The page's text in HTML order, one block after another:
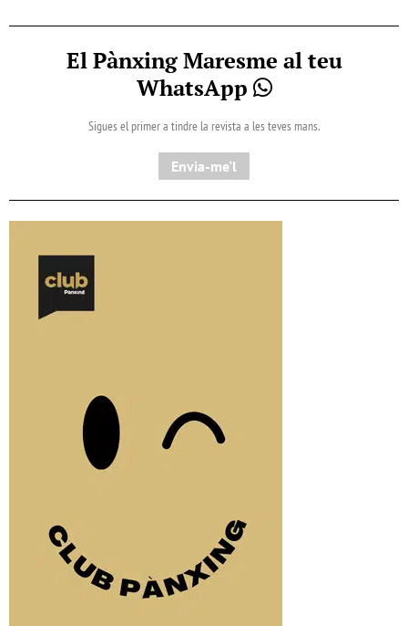
El Pànxing Maresme al teu
WhatsApp
Sigues el primer a tindre la revista a les teves mans.
Envia-me'l